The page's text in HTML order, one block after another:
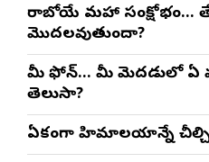
రాబోయే మహా సంక్షోభం…
మొదలవుతుందా?
మీ ఫోన్… మీ మెదడులో ఏ
తెలుసా?
ఏకంగా హిమాలయాన్నే